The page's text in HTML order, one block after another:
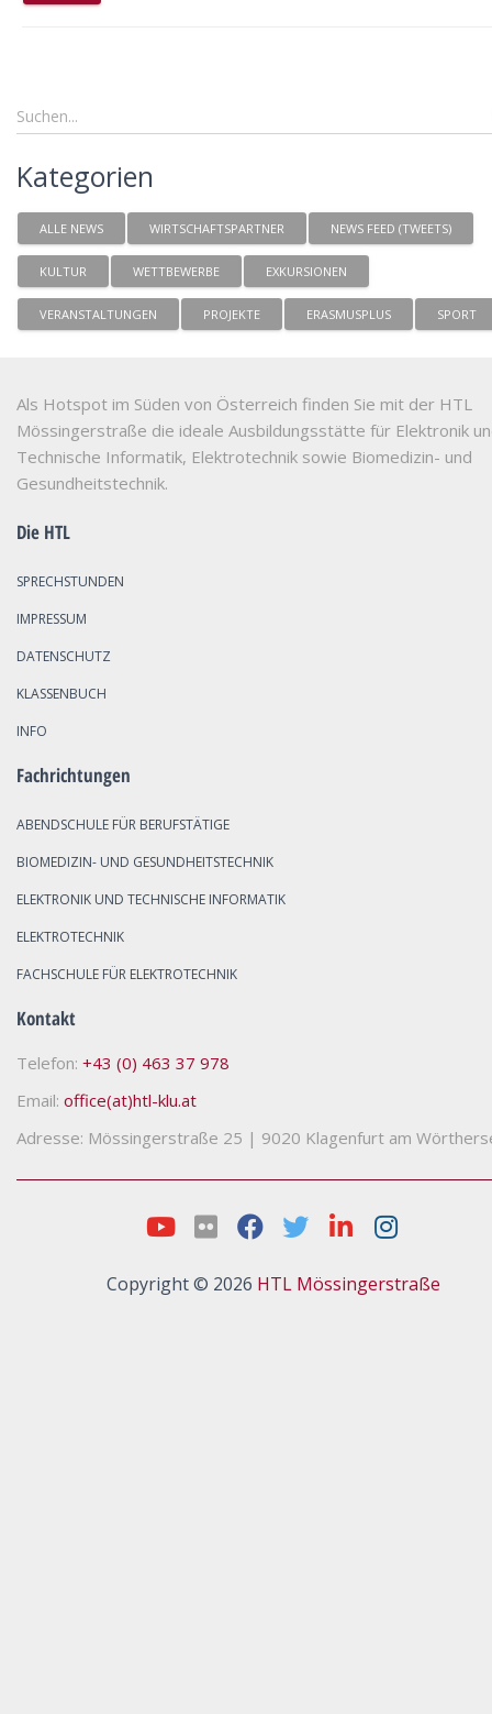
Kategorien
ALLE NEWS WIRTSCHAFTSPARTNER NEWS FEED (TWEETS)
KULTUR WETTBEWERBE EXKURSIONEN
VERANSTALTUNGEN PROJEKTE ERASMUSPLUS SPORT
Als Hotspot im Süden von Österreich finden Sie mit der HTL
Mössingerstraße die ideale Ausbildungsstätte für Elektronik
Technische Informatik, Elektrotechnik sowie Biomedizin- und
Gesundheitstechnik.
Die HTL
SPRECHSTUNDEN
IMPRESSUM
DATENSCHUTZ
KLASSENBUCH
INFO
Fachrichtungen
ABENDSCHULE FÜR BERUFSTÄTIGE
BIOMEDIZIN- UND GESUNDHEITSTECHNIK
ELEKTRONIK UND TECHNISCHE INFORMATIK
ELEKTROTECHNIK
FACHSCHULE FÜR ELEKTROTECHNIK
Kontakt
Telefon: +43 (0) 463 37 978
Email: office(at)htl-klu.at
Adresse: Mössingerstraße 25 | 9020 Klagenfurt am
Copyright © 2026 HTL Mössingerstraße